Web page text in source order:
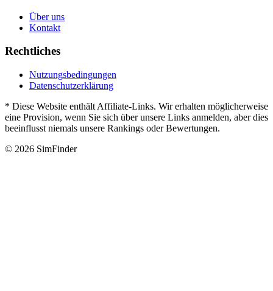
Über uns
Kontakt
Rechtliches
Nutzungsbedingungen
Datenschutzerklärung
* Diese Website enthält Affiliate-Links. Wir erhalten möglicherweise
eine Provision, wenn Sie sich über unsere Links anmelden, aber dies
beeinflusst niemals unsere Rankings oder Bewertungen.
© 2026 SimFinder